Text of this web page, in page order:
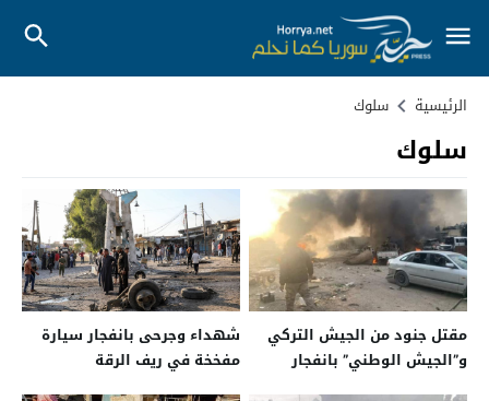
الرئيسية سلوك
سلوك
مقتل جنود من الجيش التركي
و”الجيش الوطني” بانفجار
شهداء وجرحى بانفجار سيارة
مفخخة في ريف الرقة